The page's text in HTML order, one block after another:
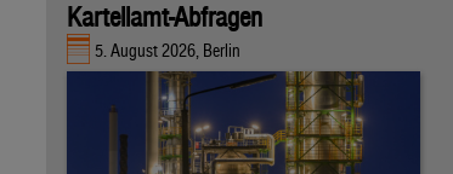
Kartellamt-Abfragen
5. August 2026, Berlin